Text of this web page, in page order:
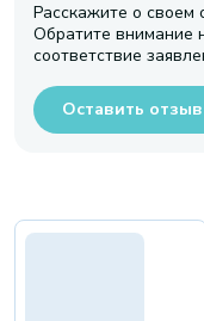
Расскажите о своем
Обратите внимание
соответствие
Оставить отзыв